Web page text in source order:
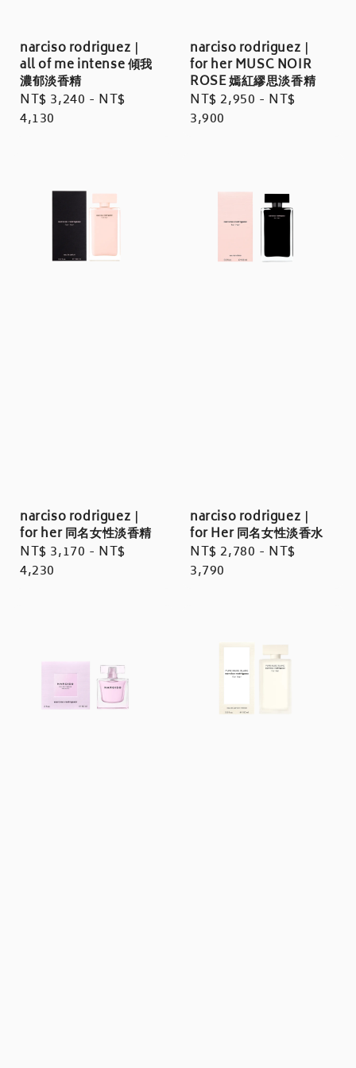
narciso rodriguez｜
all of me intense 傾我
濃郁淡香精
Regular
price
NT$ 3,240 - NT$
4,130
narciso rodriguez｜
for her MUSC NOIR
ROSE 嫣紅繆思淡香精
Regular
price
NT$ 2,950 - NT$
3,900
narciso rodriguez｜
for her 同名女性淡香精
Regular
price
NT$ 3,170 - NT$
4,230
narciso rodriguez｜
for Her 同名女性淡香水
Regular
price
NT$ 2,780 - NT$
3,790